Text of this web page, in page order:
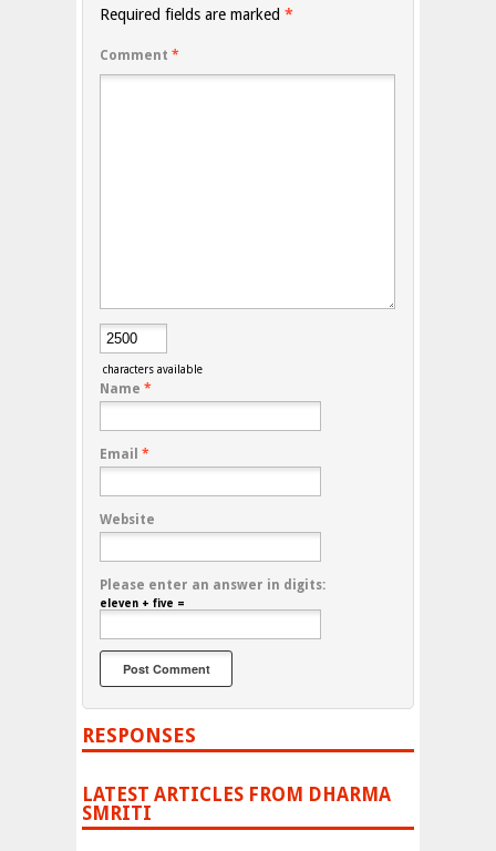
Required fields are marked *
Comment *
characters available
Name *
Email *
Website
Please enter an answer in digits:
eleven + five =
RESPONSES
LATEST ARTICLES FROM DHARMA
SMRITI